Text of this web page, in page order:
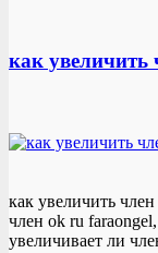
как увеличить
как увеличить
член ok ru
увеличивает ли